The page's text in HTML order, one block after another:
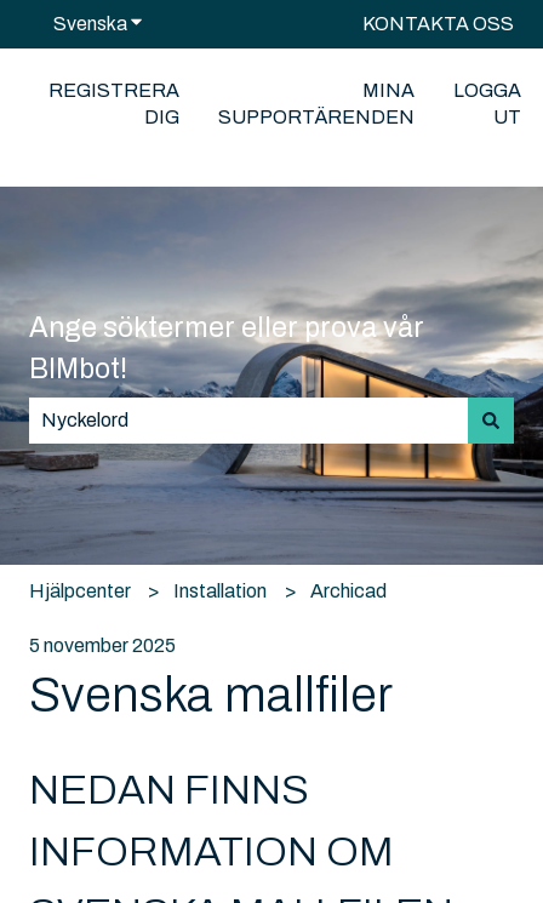
SvenskaVisa undermenyer för översättningarKONTAKTA OSS
REGISTRERA
DIG
MINA
SUPPORTÄRENDEN
LOGGA
UT
Ange söktermer eller prova vår
BIMbot!
Det finns inga förslag eftersom sökfältet är tomt.
Hjälpcenter Installation Archicad
5 november 2025
Svenska mallfiler
NEDAN FINNS
INFORMATION OM